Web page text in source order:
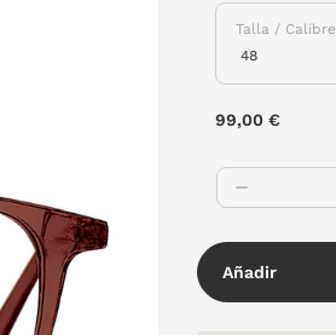
Talla / Calibre
99,00 €
Añadir